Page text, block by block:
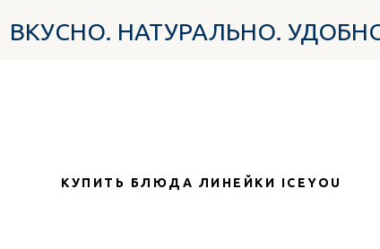
НАТУРАЛЬНО. УДОБНО.
КУПИТЬ БЛЮДА ЛИНЕЙКИ ICEYOU